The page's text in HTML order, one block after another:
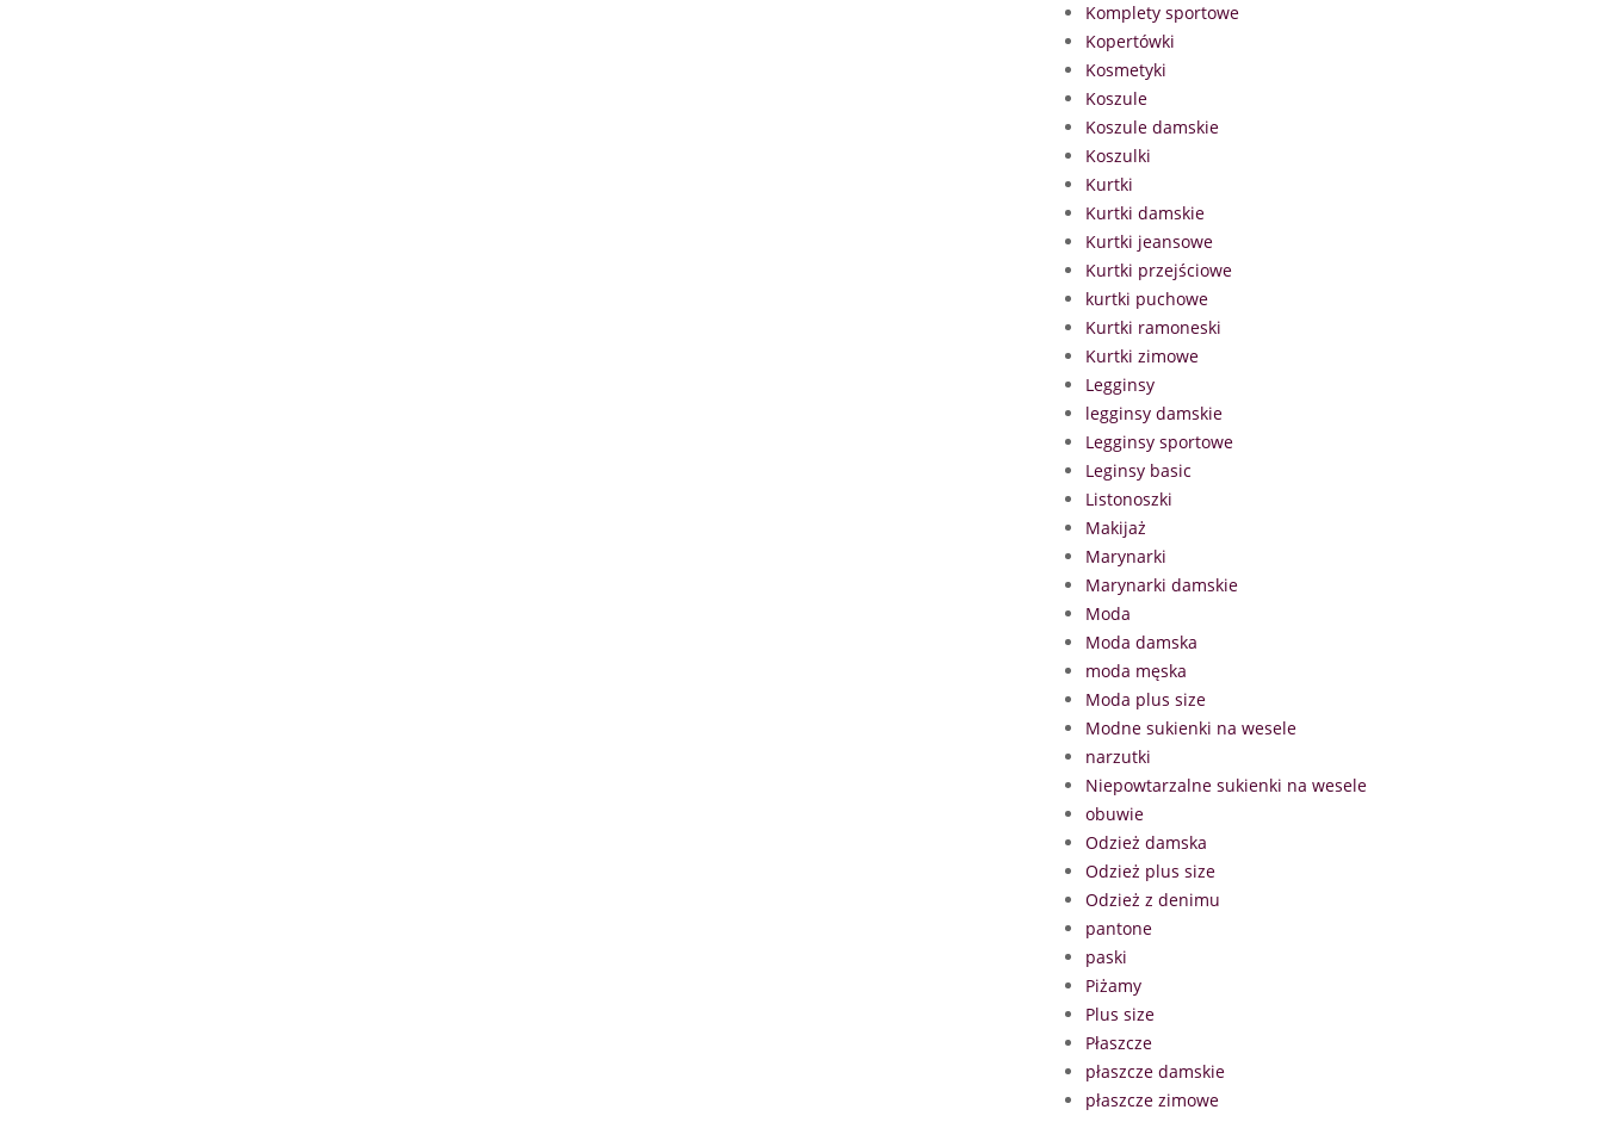
Komplety sportowe
Kopertówki
Kosmetyki
Koszule
Koszule damskie
Koszulki
Kurtki
Kurtki damskie
Kurtki jeansowe
Kurtki przejściowe
kurtki puchowe
Kurtki ramoneski
Kurtki zimowe
Legginsy
legginsy damskie
Legginsy sportowe
Leginsy basic
Listonoszki
Makijaż
Marynarki
Marynarki damskie
Moda
Moda damska
moda męska
Moda plus size
Modne sukienki na wesele
narzutki
Niepowtarzalne sukienki na wesele
obuwie
Odzież damska
Odzież plus size
Odzież z denimu
pantone
paski
Piżamy
Plus size
Płaszcze
płaszcze damskie
płaszcze zimowe